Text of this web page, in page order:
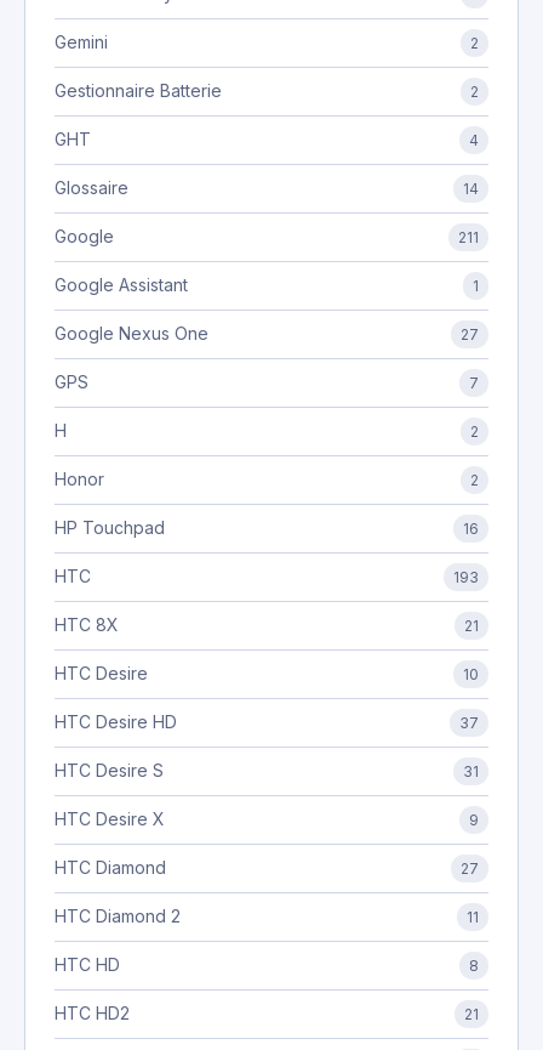
Gemini 2
Gestionnaire Batterie 2
GHT 4
Glossaire 14
Google 211
Google Assistant 1
Google Nexus One 27
GPS 7
H 2
Honor 2
HP Touchpad 16
HTC 193
HTC 8X 21
HTC Desire 10
HTC Desire HD 37
HTC Desire S 31
HTC Desire X 9
HTC Diamond 27
HTC Diamond 2 11
HTC HD 8
HTC HD2 21